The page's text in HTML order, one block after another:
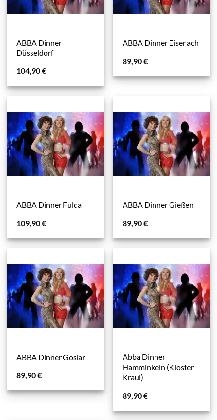
ABBA Dinner
Düsseldorf
104,90€
ABBA Dinner Eisenach
89,90€
ABBA Dinner Fulda
109,90€
ABBA Dinner Gießen
89,90€
ABBA Dinner Goslar
89,90€
Abba Dinner
Hamminkeln (Kloster
Kraul)
89,90€